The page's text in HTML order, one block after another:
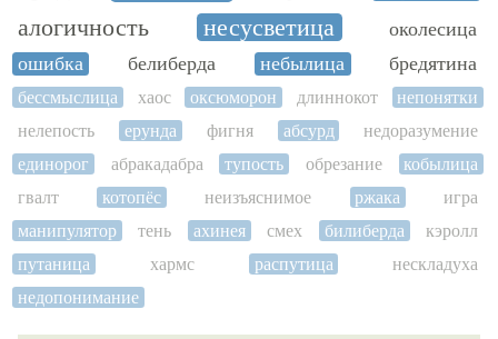
алогичность несусветица
околесица
ошибка
белиберда небылица бредятина
бессмыслица хаос оксюморон длиннокот
непонятки
нелепость
ерунда фигня абсурд
недоразумение
единорог
абракадабра тупость обрезание
кобылица
гвалт
котопёс неизъяснимое ржака
игра
манипулятор
тень ахинея смех билиберда
кэролл
путаница
хармс распутица
нескладуха
недопонимание